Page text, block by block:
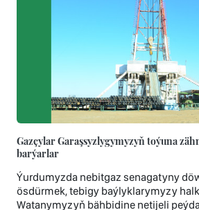
Gazçylar Garaşsyzlygymyzyň toýuna
barýarlar
Ýurdumyzda nebitgaz senagatyny
ösdürmek, tebigy baýlyklarymyzy
Watanymyzyň bähbidine netijeli